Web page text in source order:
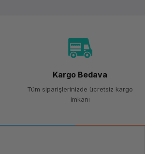
Etwinkling
Filament
Kargo Bedava
Tüm siparişlerinizde ücretsiz kargo
imkanı